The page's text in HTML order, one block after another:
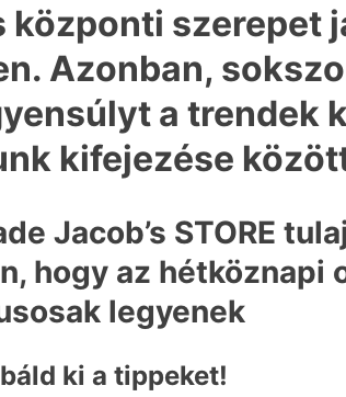
központi szerepet
Azonban,
a trendek
kifejezése
Jacob’s STORE
hogy az hétköznapi
legyenek
ki a tippeket!